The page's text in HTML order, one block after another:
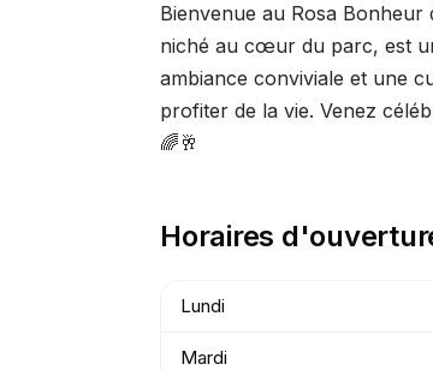
Bienvenue au Rosa
niché au cœur du parc, est
ambiance conviviale et une
profiter de la vie. Venez
🌈🥂
Horaires
Lundi
Mardi